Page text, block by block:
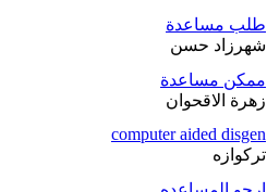
طلب مساعدة
شهرزاد حسن
ممكن مساعدة
زهرة الاقحوان
computer aided disgen
تركوازه